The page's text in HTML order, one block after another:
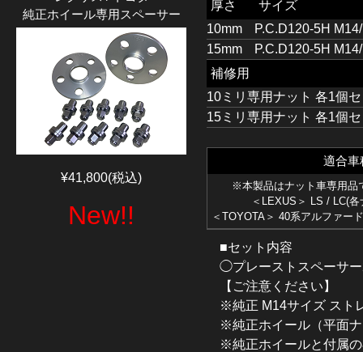
純正ホイール専用スペーサー
¥41,800(税込)
New!!
厚さ
サイズ
10mm
P.C.D120-5H
15mm
P.C.D120-5H
補修用
10ミリ専用ナット 各1個
15ミリ専用ナット 各1個
適合車
※本製品はナット車専用品
＜LEXUS＞ LS / LC(
＜TOYOTA＞ 40系アルファ
■セット内容
◯プレーストスペーサ
【ご注意ください】
※純正 M14サイズ スト
※純正ホイール（平面
※純正ホイールと付属